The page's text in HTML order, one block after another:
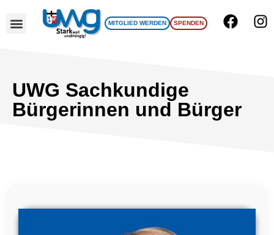
MITGLIED WERDEN SPENDEN
UWG Sachkundige
Bürgerinnen und Bürger